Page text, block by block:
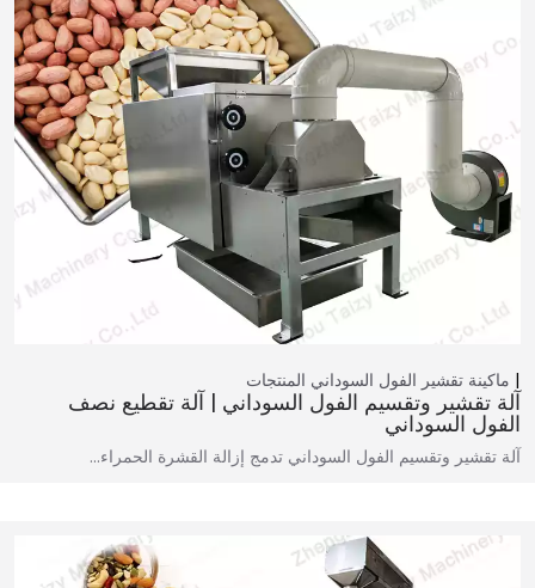
ماكينة تقشير الفول السوداني المنتجات
آلة تقشير وتقسيم الفول السوداني | آلة تقطيع نصف
الفول السوداني
آلة تقشير وتقسيم الفول السوداني تدمج إزالة القشرة الحمراء…